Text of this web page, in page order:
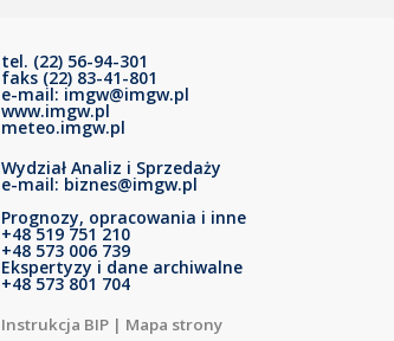
tel. (22) 56-94-301
faks (22) 83-41-801
e-mail: imgw@imgw.pl
www.imgw.pl
meteo.imgw.pl
Wydział Analiz i Sprzedaży
e-mail: biznes@imgw.pl
Prognozy, opracowania i inne
+48 519 751 210
+48 573 006 739
Ekspertyzy i dane archiwalne
+48 573 801 704
Instrukcja BIP | Mapa strony